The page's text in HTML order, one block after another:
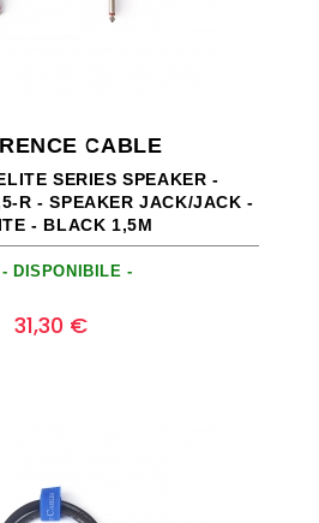
CABLE
SERIES SPEAKER -
R - SPEAKER JACK/JACK -
- BLACK 1,5M
- DISPONIBILE -
31,30 €